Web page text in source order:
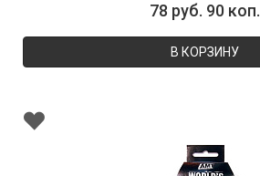
78 руб. 90 коп.
В КОРЗИНУ